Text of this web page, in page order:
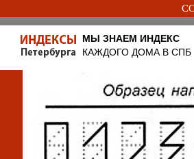
МЫ ЗНАЕМ ИНДЕКС
КАЖДОГО ДОМА В СПБ